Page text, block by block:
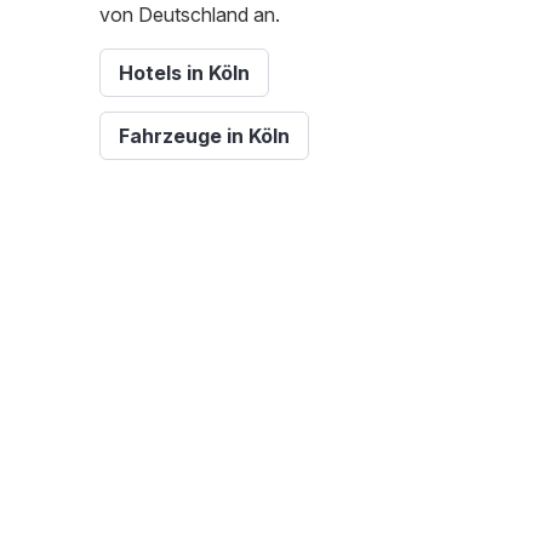
von Deutschland an.
Hotels in Köln
Fahrzeuge in Köln